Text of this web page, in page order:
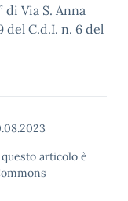
di Via S. Anna
del C.d.I. n. 6 del
articolo è